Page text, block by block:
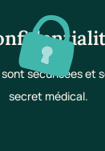
sécurisées et
secret médical.